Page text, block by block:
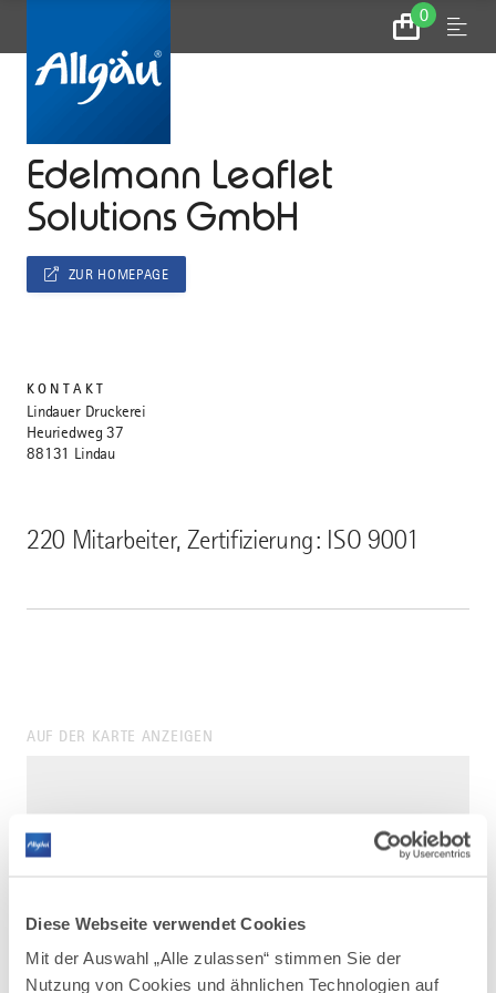
Diese Webseite verwendet Cookies
Mit der Auswahl „Alle zulassen“ stimmen Sie der
Nutzung von Cookies und ähnlichen Technologien auf
0
Zum
Warenkorb
Menu
Edelmann Leaflet
Solutions GmbH
220 Mitarbeiter, Zertifizierung: ISO 9001
ZUR HOMEPAGE
KONTAKT
Lindauer Druckerei
Heuriedweg 37
88131 Lindau
AUF DER KARTE ANZEIGEN